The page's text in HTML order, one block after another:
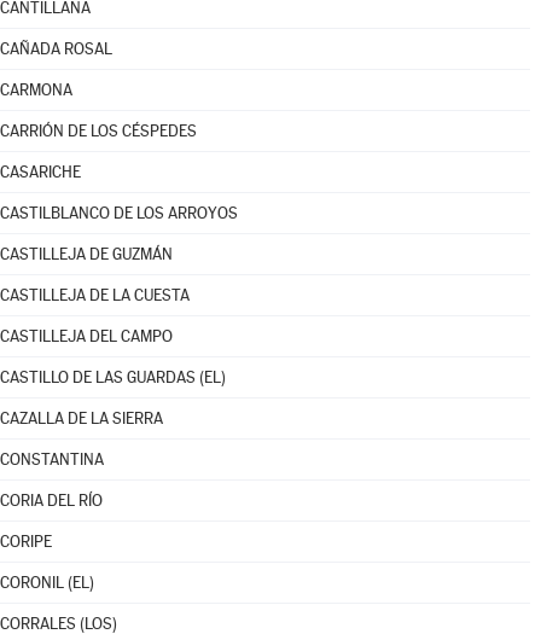
CANTILLANA
CAÑADA ROSAL
CARMONA
CARRIÓN DE LOS CÉSPEDES
CASARICHE
CASTILBLANCO DE LOS ARROYOS
CASTILLEJA DE GUZMÁN
CASTILLEJA DE LA CUESTA
CASTILLEJA DEL CAMPO
CASTILLO DE LAS GUARDAS (EL)
CAZALLA DE LA SIERRA
CONSTANTINA
CORIA DEL RÍO
CORIPE
CORONIL (EL)
CORRALES (LOS)